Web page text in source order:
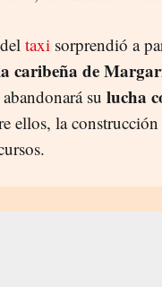
taxi sorprendió a
caribeña de
su lucha
ellos, la